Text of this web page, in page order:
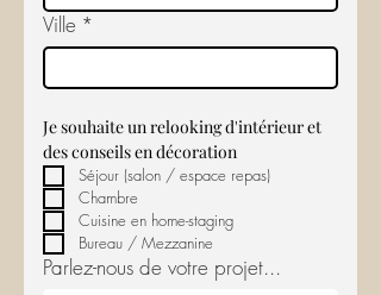
Ville *
Je souhaite un relooking d'intérieur et
des conseils en décoration
Séjour (salon / espace repas)
Chambre
Cuisine en home-staging
Bureau / Mezzanine
Parlez-nous de votre projet...